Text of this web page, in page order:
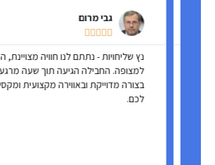
גבי מרום





נץ שליחויות - נתתם לנו חוויה מצויינת,
למצופה. החבילה הגיעה תוך שעה מרגע
בצורה מדוייקת ובאווירה מקצועית
לכם.